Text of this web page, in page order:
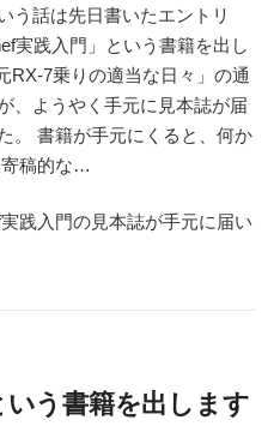
う話は先日書いたエントリ
実践入門」という書籍を出し
RX-7乗りの適当な日々」の通
、ようやく手元に見本誌が届
。 書籍が手元にくると、何か
寄稿的な…
いう書籍を出します